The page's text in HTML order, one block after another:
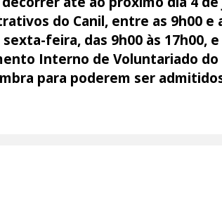
do Canil, entre as 9h00 e
feira, das 9h00 às 17h00,
Interno de Voluntariado
para poderem ser